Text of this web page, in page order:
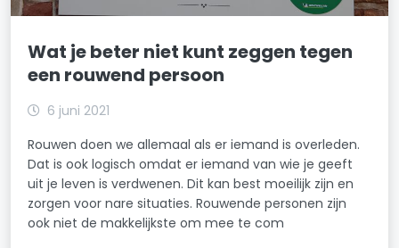
Wat je beter niet kunt zeggen tegen
een rouwend persoon
6 juni 2021
Rouwen doen we allemaal als er iemand is overleden.
Dat is ook logisch omdat er iemand van wie je geeft
uit je leven is verdwenen. Dit kan best moeilijk zijn en
zorgen voor nare situaties. Rouwende personen zijn
ook niet de makkelijkste om mee te com